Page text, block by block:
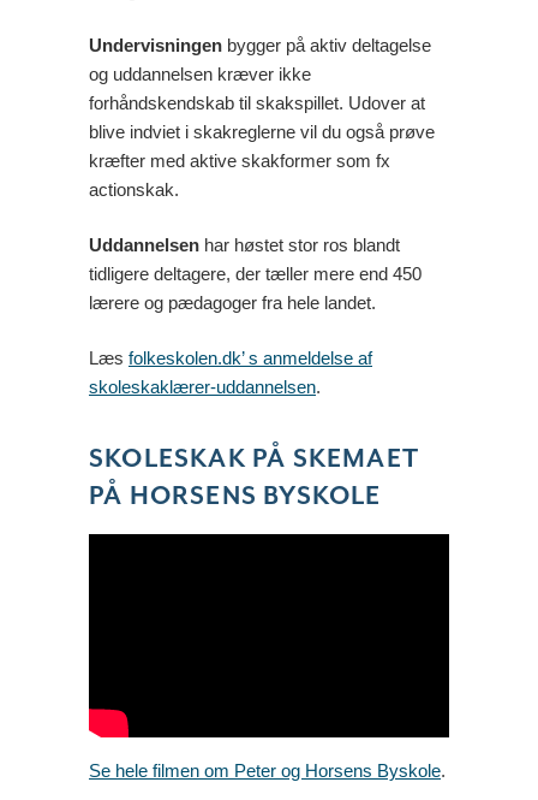
Undervisningen bygger på aktiv deltagelse
og uddannelsen kræver ikke
forhåndskendskab til skakspillet. Udover at
blive indviet i skakreglerne vil du også prøve
kræfter med aktive skakformer som fx
actionskak.
Uddannelsen har høstet stor ros blandt
tidligere deltagere, der tæller mere end 450
lærere og pædagoger fra hele landet.
Læs folkeskolen.dk’ s anmeldelse af
skoleskaklærer-uddannelsen.
SKOLESKAK PÅ SKEMAET
PÅ HORSENS BYSKOLE
Se hele filmen om Peter og Horsens Byskole.